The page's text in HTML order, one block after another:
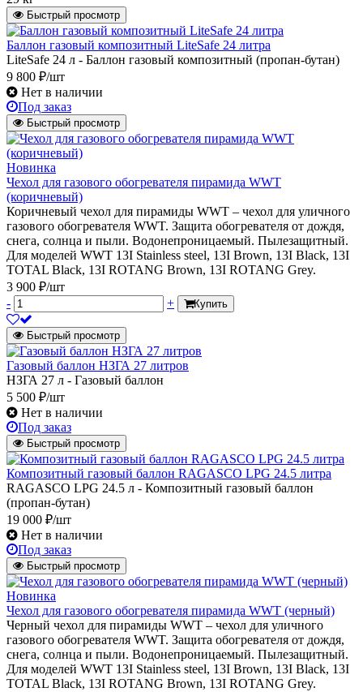
Быстрый просмотр
Баллон газовый композитный LiteSafe 24 литра
LiteSafe 24 л - Баллон газовый композитный (пропан-бутан)
9 800 ₽/шт
Нет в наличии
Под заказ
Быстрый просмотр
Новинка
Чехол для газового обогревателя пирамида WWT
(коричневый)
Коричневый чехол для пирамиды WWT – чехол для уличного
газового обогревателя WWT. Защита обогревателя от дождя,
снега, солнца и пыли. Водонепроницаемый. Пылезащитный.
Для моделей WWT 13I Stainless steel, 13I Brown, 13I Black, 13I
TOTAL Black, 13I ROTANG Brown, 13I ROTANG Grey.
3 900 ₽/шт
-
+ Купить
Быстрый просмотр
Газовый баллон НЗГА 27 литров
НЗГА 27 л - Газовый баллон
5 500 ₽/шт
Нет в наличии
Под заказ
Быстрый просмотр
Композитный газовый баллон RAGASCO LPG 24.5 литра
RAGASCO LPG 24.5 л - Композитный газовый баллон
(пропан-бутан)
19 000 ₽/шт
Нет в наличии
Под заказ
Быстрый просмотр
Новинка
Чехол для газового обогревателя пирамида WWT (черный)
Черный чехол для пирамиды WWT – чехол для уличного
газового обогревателя WWT. Защита обогревателя от дождя,
снега, солнца и пыли. Водонепроницаемый. Пылезащитный.
Для моделей WWT 13I Stainless steel, 13I Brown, 13I Black, 13I
TOTAL Black, 13I ROTANG Brown, 13I ROTANG Grey.